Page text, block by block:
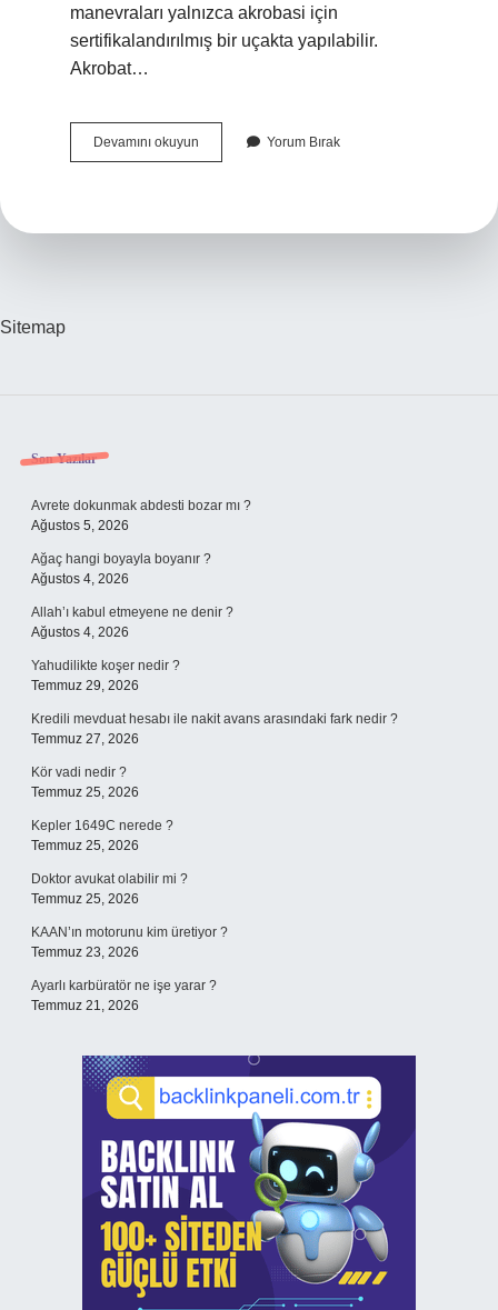
manevraları yalnızca akrobasi için
sertifikalandırılmış bir uçakta yapılabilir.
Akrobat…
Devamını okuyun Akrobasi
Yapan
Yorum Bırak
Sitemap
Sidebar
Son Yazılar
Avrete dokunmak abdesti bozar mı ?
Ağustos 5, 2026
Ağaç hangi boyayla boyanır ?
Ağustos 4, 2026
Allah’ı kabul etmeyene ne denir ?
Ağustos 4, 2026
Yahudilikte koşer nedir ?
Temmuz 29, 2026
Kredili mevduat hesabı ile nakit avans arasındaki fark nedir ?
Temmuz 27, 2026
Kör vadi nedir ?
Temmuz 25, 2026
Kepler 1649C nerede ?
Temmuz 25, 2026
Doktor avukat olabilir mi ?
Temmuz 25, 2026
KAAN’ın motorunu kim üretiyor ?
Temmuz 23, 2026
Ayarlı karbüratör ne işe yarar ?
Temmuz 21, 2026